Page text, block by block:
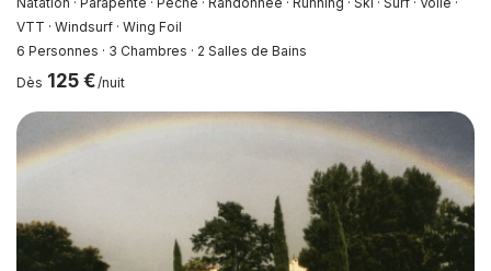
VTT · Windsurf · Wing Foil
6 Personnes · 3 Chambres · 2 Salles de Bains
Dès 125 €/nuit